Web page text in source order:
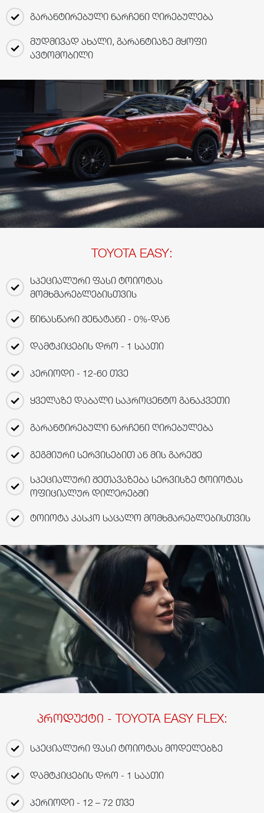
გარანტირებული ნარჩენი ღირებულება
მუდმივად ახალი, გარანტიაზე მყოფი
ავტომობილი
TOYOTA EASY:
სპეციალური ფასი ტოიოტას
მომხმარებლებისთვის
წინასწარი შენატანი - 0%-დან
დამტკიცების დრო - 1 საათი
პერიოდი - 12-60 თვე
ყველაზე დაბალი საპროცენტო განაკვეთი
გარანტირებული ნარჩენი ღირებულება
გეგმიური სერვისებით ან მის გარეშე
სპეციალური შეთავაზება სერვისზე ტოიოტას
ოფიციალურ დილერებში
ტოიოტა კასკო საცალო მომხმარებლებისთვის
პროდუქტი - TOYOTA EASY FLEX:
სპეციალური ფასი ტოიოტას მოდელებზე
დამტკიცების დრო - 1 საათი
პერიოდი - 12 – 72 თვე